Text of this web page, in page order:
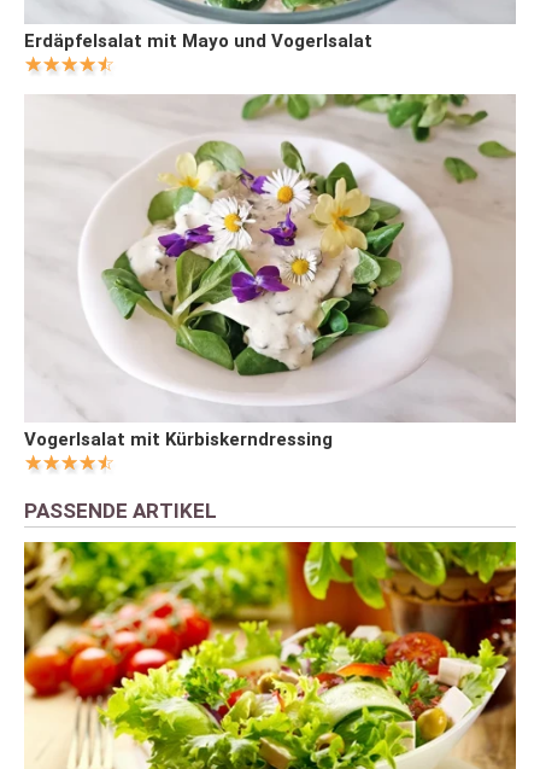
Erdäpfelsalat mit Mayo und Vogerlsalat
Vogerlsalat mit Kürbiskerndressing
PASSENDE ARTIKEL